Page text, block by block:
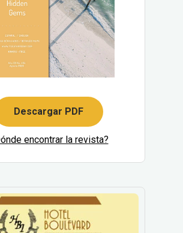
Descargar PDF
encontrar la revista?